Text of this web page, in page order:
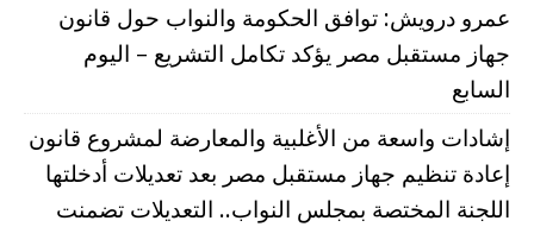
عمرو درويش: توافق الحكومة والنواب حول قانون
جهاز مستقبل مصر يؤكد تكامل التشريع – اليوم
السابع
إشادات واسعة من الأغلبية والمعارضة لمشروع قانون
إعادة تنظيم جهاز مستقبل مصر بعد تعديلات أدخلتها
اللجنة المختصة بمجلس النواب.. التعديلات تضمنت